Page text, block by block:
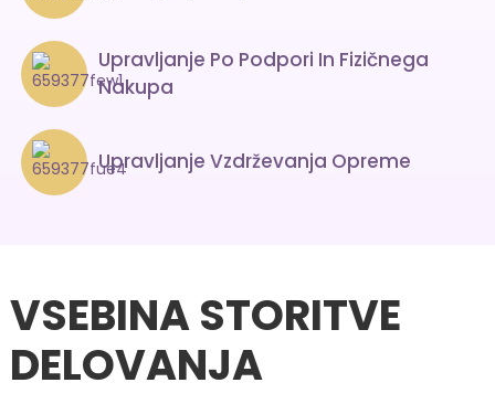
Upravljanje Po Podpori In Fizičnega
Nakupa
Upravljanje Vzdrževanja Opreme
VSEBINA STORITVE
DELOVANJA